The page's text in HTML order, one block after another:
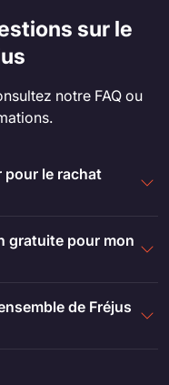
sur le
notre FAQ ou
le rachat
gratuite pour mon
de Fréjus